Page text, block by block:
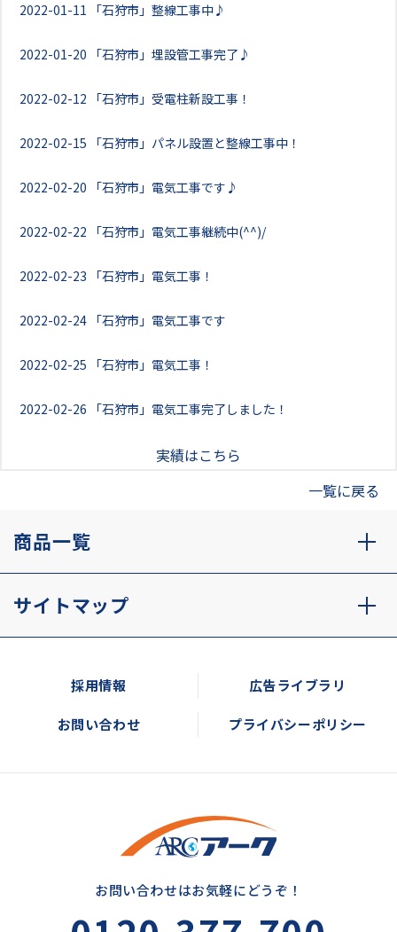
2022-01-11 「石狩市」整線工事中♪
2022-01-20 「石狩市」埋設管工事完了♪
2022-02-12 「石狩市」受電柱新設工事！
2022-02-15 「石狩市」パネル設置と整線工事中！
2022-02-20 「石狩市」電気工事です♪
2022-02-22 「石狩市」電気工事継続中(^^)/
2022-02-23 「石狩市」電気工事！
2022-02-24 「石狩市」電気工事です
2022-02-25 「石狩市」電気工事！
2022-02-26 「石狩市」電気工事完了しました！
実績はこちら
一覧に戻る
商品一覧
サイトマップ
採用情報 広告ライブラリ
お問い合わせ プライバシーポリシー
お問い合わせはお気軽にどうぞ！